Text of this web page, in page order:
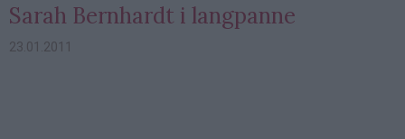
Sarah Bernhardt i langpanne
23.01.2011